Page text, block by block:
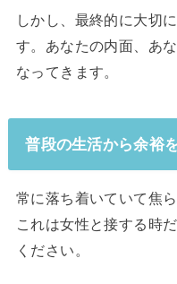
しかし、最終的に大切
す。あなたの内面、あ
なってきます。
普段の生活から余裕
常に落ち着いていて焦ら
これは女性と接する時
ください。